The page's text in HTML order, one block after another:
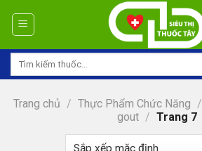
Tìm
Trang chủ / Thực Phẩm Chức Năng /
gout / Trang 7